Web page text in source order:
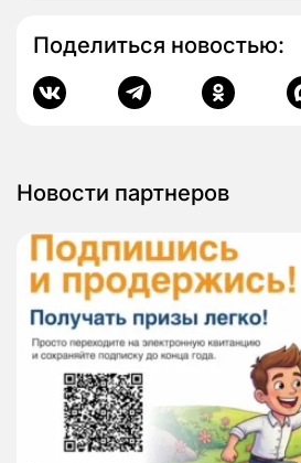
Поделиться новостью:
Новости партнеров